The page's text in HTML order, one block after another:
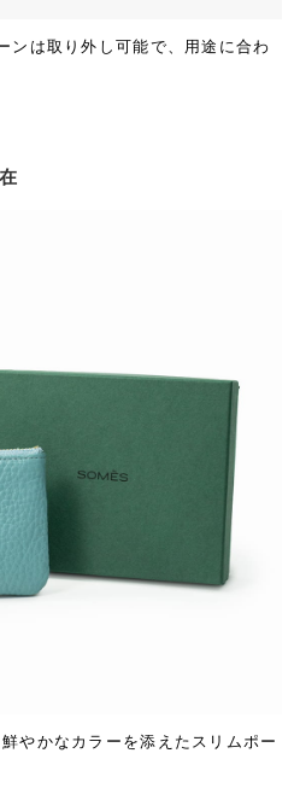
ンは取り外し可能で、用途に合わ
やかなカラーを添えたスリムポー